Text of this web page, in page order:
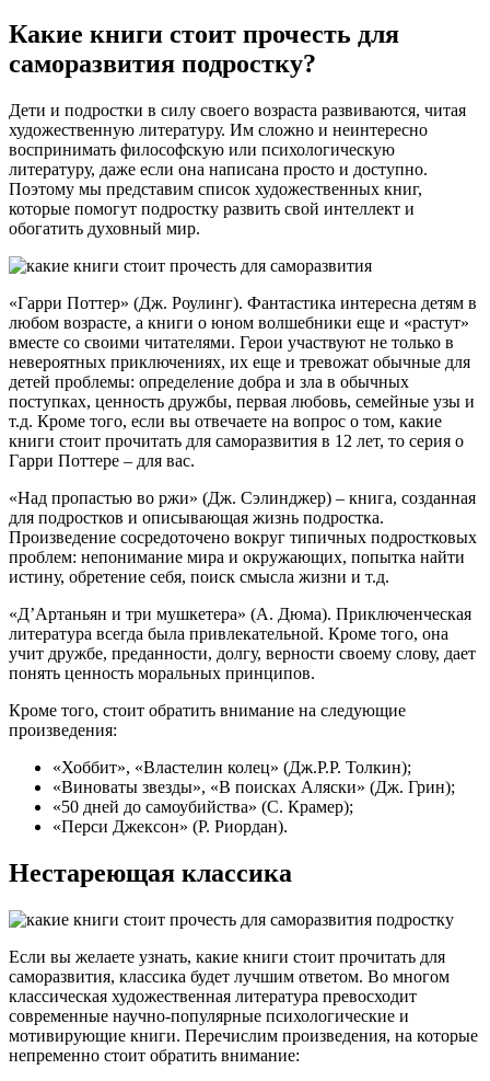
Какие книги стоит прочесть для
саморазвития подростку?
Дети и подростки в силу своего возраста развиваются, читая
художественную литературу. Им сложно и неинтересно
воспринимать философскую или психологическую
литературу, даже если она написана просто и доступно.
Поэтому мы представим список художественных книг,
которые помогут подростку развить свой интеллект и
обогатить духовный мир.
«Гарри Поттер» (Дж. Роулинг). Фантастика интересна детям в
любом возрасте, а книги о юном волшебники еще и «растут»
вместе со своими читателями. Герои участвуют не только в
невероятных приключениях, их еще и тревожат обычные для
детей проблемы: определение добра и зла в обычных
поступках, ценность дружбы, первая любовь, семейные узы и
т.д. Кроме того, если вы отвечаете на вопрос о том, какие
книги стоит прочитать для саморазвития в 12 лет, то серия о
Гарри Поттере – для вас.
«Над пропастью во ржи» (Дж. Сэлинджер) – книга, созданная
для подростков и описывающая жизнь подростка.
Произведение сосредоточено вокруг типичных подростковых
проблем: непонимание мира и окружающих, попытка найти
истину, обретение себя, поиск смысла жизни и т.д.
«Д’Артаньян и три мушкетера» (А. Дюма). Приключенческая
литература всегда была привлекательной. Кроме того, она
учит дружбе, преданности, долгу, верности своему слову, дает
понять ценность моральных принципов.
Кроме того, стоит обратить внимание на следующие
произведения:
«Хоббит», «Властелин колец» (Дж.Р.Р. Толкин);
«Виноваты звезды», «В поисках Аляски» (Дж. Грин);
«50 дней до самоубийства» (С. Крамер);
«Перси Джексон» (Р. Риордан).
Нестареющая классика
Если вы желаете узнать, какие книги стоит прочитать для
саморазвития, классика будет лучшим ответом. Во многом
классическая художественная литература превосходит
современные научно-популярные психологические и
мотивирующие книги. Перечислим произведения, на которые
непременно стоит обратить внимание: